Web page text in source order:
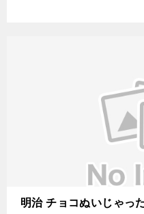
明治 チョコぬいじゃっ